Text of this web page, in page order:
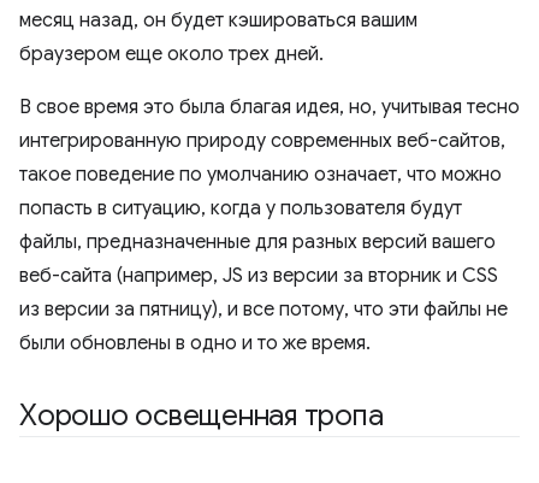
месяц назад, он будет кэшироваться вашим
браузером еще около трех дней.
В свое время это была благая идея, но, учитывая тесно
интегрированную природу современных веб-сайтов,
такое поведение по умолчанию означает, что можно
попасть в ситуацию, когда у пользователя будут
файлы, предназначенные для разных версий вашего
веб-сайта (например, JS из версии за вторник и CSS
из версии за пятницу), и все потому, что эти файлы не
были обновлены в одно и то же время.
Хорошо освещенная тропа